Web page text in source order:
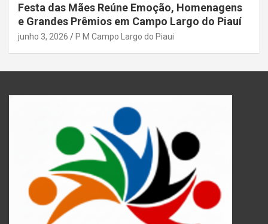
Festa das Mães Reúne Emoção, Homenagens
e Grandes Prêmios em Campo Largo do Piauí
junho 3, 2026 P M Campo Largo do Piaui